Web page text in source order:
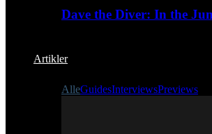
Dave the Diver: In the
Artikler
AlleGuidesInterviewsPreviews